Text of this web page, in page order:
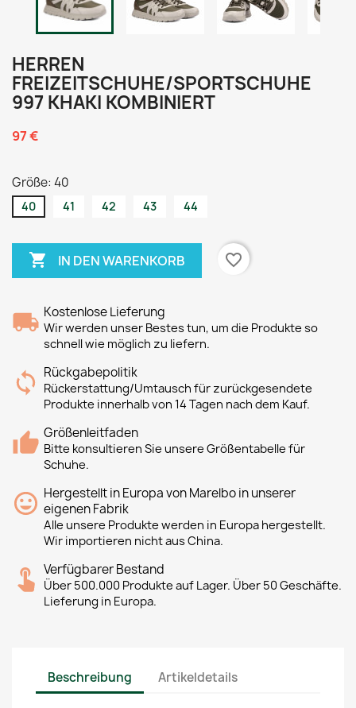
HERREN
FREIZEITSCHUHE/SPORTSCHUHE
997 KHAKI KOMBINIERT
97 €
Größe: 40
40 41 42 43 44
 IN DEN WARENKORB favorite_border
Kostenlose Lieferung
Wir werden unser Bestes tun, um die Produkte so
schnell wie möglich zu liefern.
Rückgabepolitik
Rückerstattung/Umtausch für zurückgesendete
Produkte innerhalb von 14 Tagen nach dem Kauf.
Größenleitfaden
Bitte konsultieren Sie unsere Größentabelle für
Schuhe.
Hergestellt in Europa von Marelbo in unserer
eigenen Fabrik
Alle unsere Produkte werden in Europa hergestellt.
Wir importieren nicht aus China.
Verfügbarer Bestand
Über 500.000 Produkte auf Lager. Über 50 Geschäfte.
Lieferung in Europa.
Beschreibung Artikeldetails